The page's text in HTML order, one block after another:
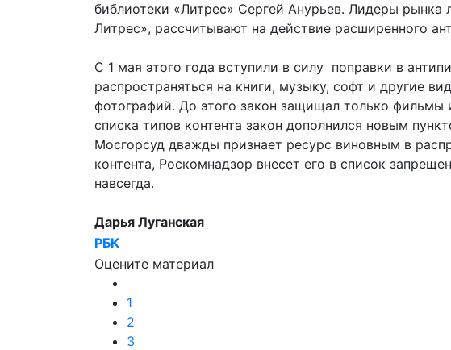
библиотеки «​Литрес» Сергей Анурьев. Лидеры рынка
Литрес», рассчитывают на действие расширенного
C 1 мая этого года вступили в силу поправки в
распространяться на книги, музыку, софт и другие
фотографий. До этого закон защищал только
списка типов контента закон дополнился новым
Мосгорсуд дважды признает ресурс виновным в
контента, Роскомнадзор внесет его в список
навсегда.
Дарья Луганская
РБК
Оцените материал
1
2
3